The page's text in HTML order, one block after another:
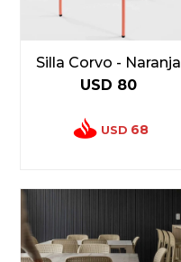
Silla Corvo - Naranja
USD 80
USD 68